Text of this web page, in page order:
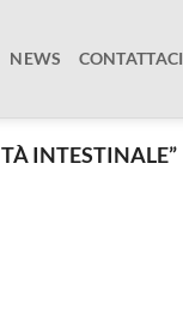
NEWS CONTATTACI
INTESTINALE”